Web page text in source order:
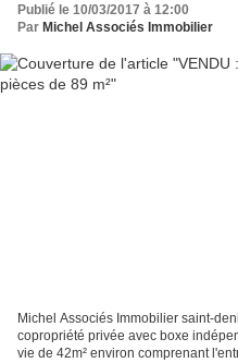
Publié le 10/03/2017 à 12:00
Par Michel Associés Immobilier
Michel Associés Immobilier saint-
copropriété privée avec boxe
vie de 42m² environ comprenant